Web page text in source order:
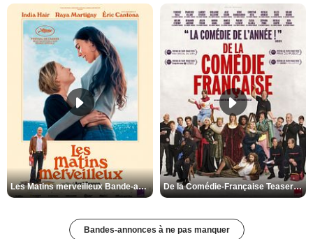
Les Matins merveilleux Bande-annonce VF De la Comédie-Française Teaser VF
Bandes-annonces à ne pas manquer